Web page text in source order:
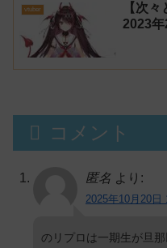
vtuber
【次
2023
コメント
匿名 より:
2025年10月20日
のリプロは一期生が旦